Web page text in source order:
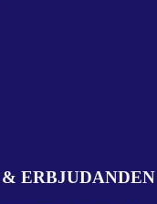
ERBJUDANDEN